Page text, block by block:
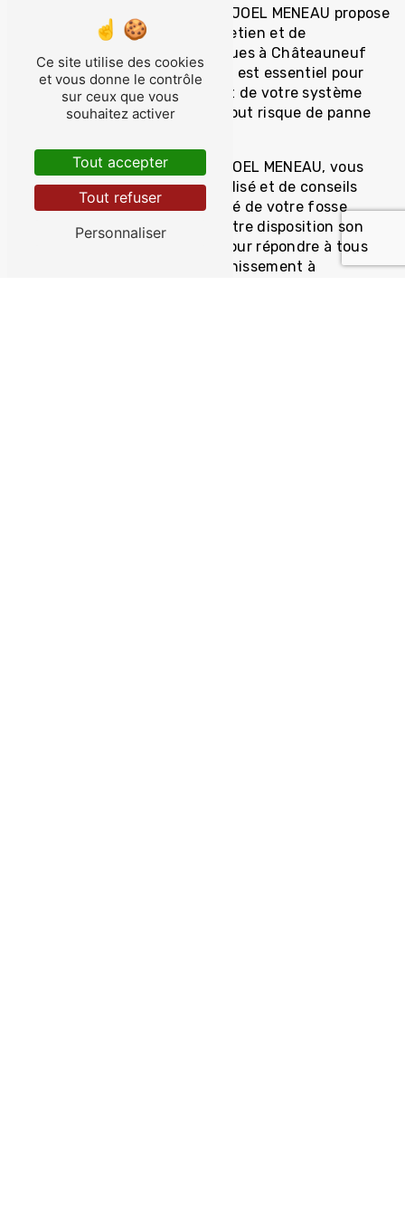
Outre l'installation, MONSIEUR JOEL MENEAU propose
également des services d'entretien et de
maintenance de fosses septiques à Châteauneuf
sur Loire. Un entretien régulier est essentiel pour
assurer le bon fonctionnement de votre système
d'assainissement et prévenir tout risque de panne
En faisant appel à MONSIEUR JOEL MENEAU, vous
bénéficiez d'un suivi personnalisé et de conseils
avisés pour assurer la pérennité de votre fosse
septique. L'entreprise met à votre disposition son
expertise et son savoir-faire pour répondre à tous
vos besoins en matière d'assainissement à
Ce site utilise des cookies
et vous donne le contrôle
sur ceux que vous
souhaitez activer
Tout accepter
Tout refuser
Personnaliser